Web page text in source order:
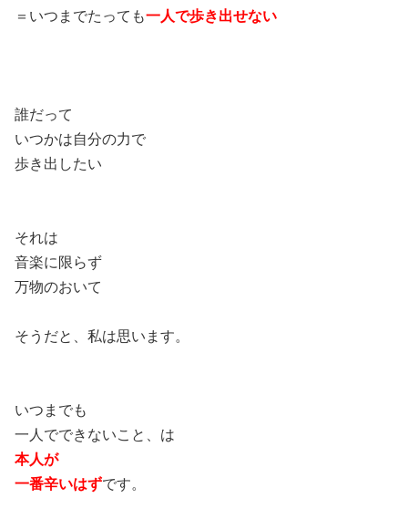
＝いつまでたっても一人で歩き出せない
誰だって
いつかは自分の力で
歩き出したい
それは
音楽に限らず
万物のおいて
そうだと、私は思います。
いつまでも
一人でできないこと、は
本人が
一番辛いはずです。